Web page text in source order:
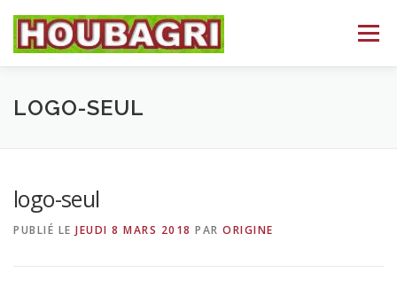
contenu
Menu
ACCUEIL HEIZOMAT
LOGO-SEUL
logo-seul
PUBLIÉ LE JEUDI 8 MARS 2018 PAR ORIGINE